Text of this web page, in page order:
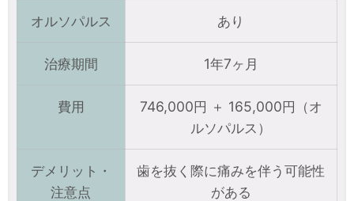
オルソパルス あり
治療期間 1年7ヶ月
費用
746,000円 ＋ 165,000円（オ
ルソパルス）
デメリット・
注意点
歯を抜く際に痛みを伴う可能性
がある